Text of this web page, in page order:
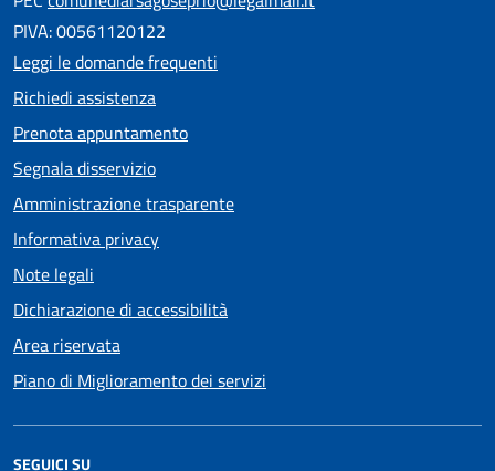
PIVA: 00561120122
Leggi le domande frequenti
Richiedi assistenza
Prenota appuntamento
Segnala disservizio
Amministrazione trasparente
Informativa privacy
Note legali
Dichiarazione di accessibilità
Area riservata
Piano di Miglioramento dei servizi
SEGUICI SU